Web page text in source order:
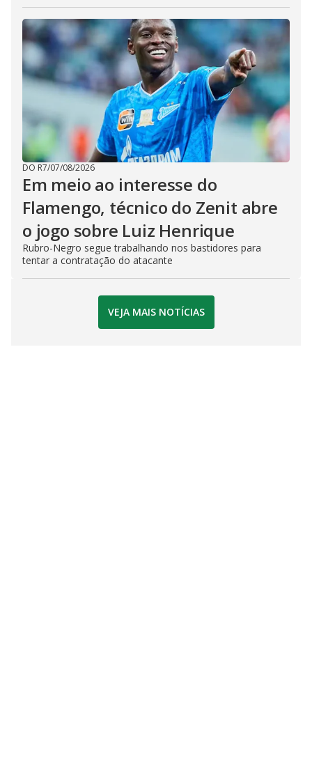
DO R7/07/08/2026
Em meio ao interesse do
Flamengo, técnico do Zenit abre
o jogo sobre Luiz Henrique
Rubro-Negro segue trabalhando nos bastidores para
tentar a contratação do atacante
VEJA MAIS NOTÍCIAS